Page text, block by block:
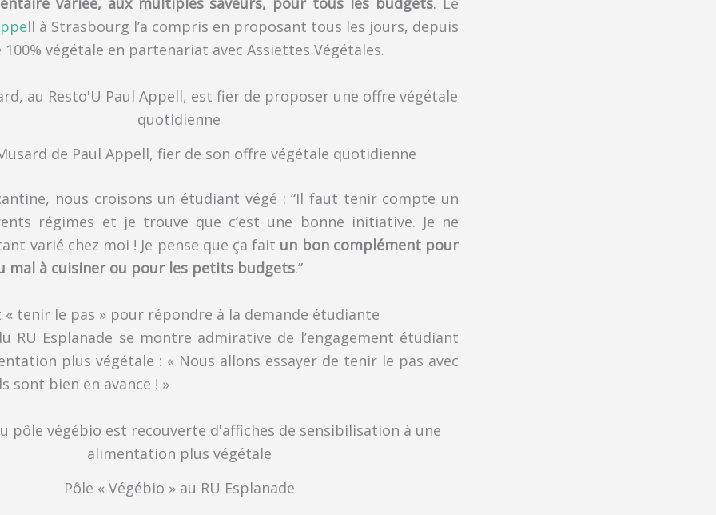
à Strasbourg l’a compris en proposant tous les jours, depuis
100% végétale en partenariat avec Assiettes Végétales.
de Paul Appell, fier de son offre végétale quotidienne
nous croisons un étudiant végé : “Il faut tenir compte un
régimes et je trouve que c’est une bonne initiative. Je ne
varié chez moi ! Je pense que ça fait un bon complément pour
mal à cuisiner ou pour les petits budgets.”
« tenir le pas » pour répondre à la demande étudiante
RU Esplanade se montre admirative de l’engagement étudiant
plus végétale : « Nous allons essayer de tenir le pas avec
sont bien en avance ! »
Pôle « Végébio » au RU Esplanade